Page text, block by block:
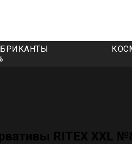
RITEX XXL